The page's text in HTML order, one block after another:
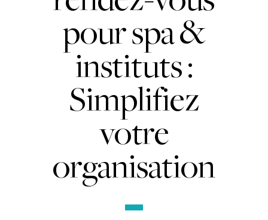
pour spa &
instituts :
Simplifiez
votre
organisation